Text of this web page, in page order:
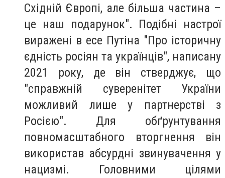
Східній Європі, але більша частина –
це наш подарунок". Подібні настрої
виражені в есе Путіна "Про історичну
єдність росіян та українців", написану
2021 року, де він стверджує, що
"справжній суверенітет України
можливий лише у партнерстві з
Росією". Для обґрунтування
повномасштабного вторгнення він
використав абсурдні звинувачення у
нацизмі. Головними цілями